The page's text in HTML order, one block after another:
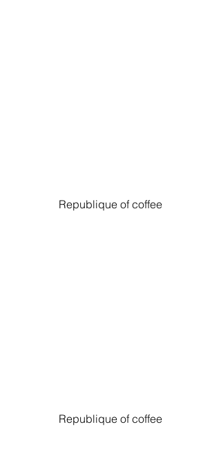
Republique of coffee
Republique of coffee